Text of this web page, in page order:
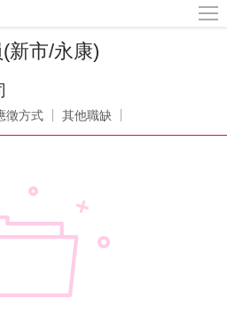
新市/永康)
徵方式 其他職缺